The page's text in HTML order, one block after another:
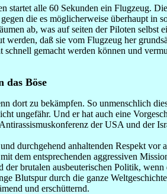
alle 60 Sekunden ein Flugzeug.
die es möglicherweise überhaupt in
ab, was auf seiten der Piloten selbst
daß sie vom Flugzeug her
gemacht werden können und
das Böse
dort zu bekämpfen. So unmenschlich
ungefähr. Und er hat auch eine
der USA und der
durchgehend anhaltenden Respekt vor
dem entsprechenden aggressiven
brutalen ausbeuterischen Politik, wenn
Blutspur durch die ganze
und erschütternd.